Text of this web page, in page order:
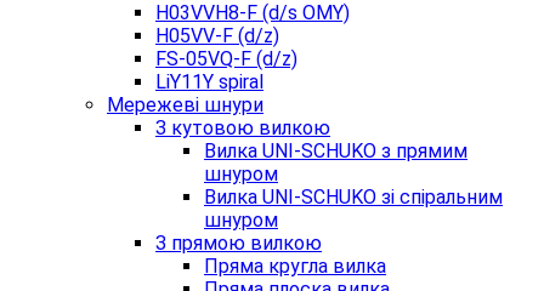
H03VVH8-F (d/s OMY)
H05VV-F (d/z)
FS-05VQ-F (d/z)
LiY11Y spiral
Мережеві шнури
З кутовою вилкою
Вилка UNI-SCHUKO з прямим
шнуром
Вилка UNI-SCHUKO зі спіральним
шнуром
З прямою вилкою
Пряма кругла вилка